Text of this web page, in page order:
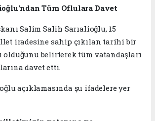
Tüm Oflulara Davet
Salim Salih Sarıalioğlu, 15
iradesine sahip çıkılan tarihi bir
olduğunu belirterek tüm vatandaşları
davet etti.
açıklamasında şu ifadelere yer